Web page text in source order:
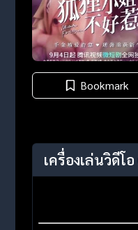
Bookmark
เครื่องเล่นวิดีโอ